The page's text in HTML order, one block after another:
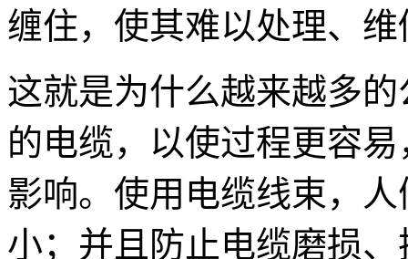
缠住，使其难以处理、
这就是为什么越来越多
的电缆，以使过程更容
影响。使用电缆线束，
小；并且防止电缆磨损